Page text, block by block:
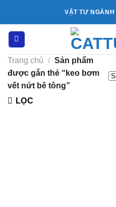
nội
dung
VẬT TƯ NGÀNH
Trang chủ / Sản phẩm
được gắn thẻ “keo bơm
vết nứt bê tông”
LỌC